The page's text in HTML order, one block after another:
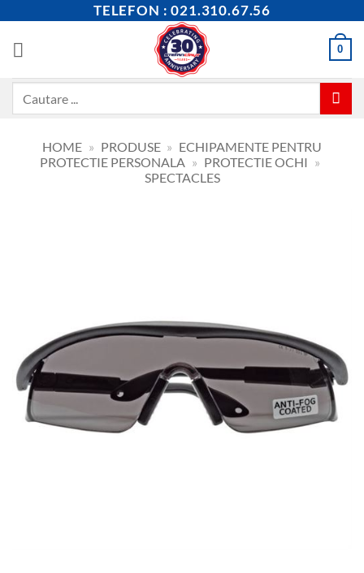
content
TELEFON : 021.310.67.56
0
HOME » PRODUSE » ECHIPAMENTE PENTRU
PROTECTIE PERSONALA » PROTECTIE OCHI »
SPECTACLES